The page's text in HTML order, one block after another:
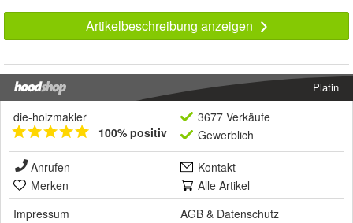
Artikelbeschreibung anzeigen
Platin
die-holzmakler
100% positiv
3677 Verkäufe
Gewerblich
Anrufen
Kontakt
Merken
Alle Artikel
Impressum
AGB & Datenschutz